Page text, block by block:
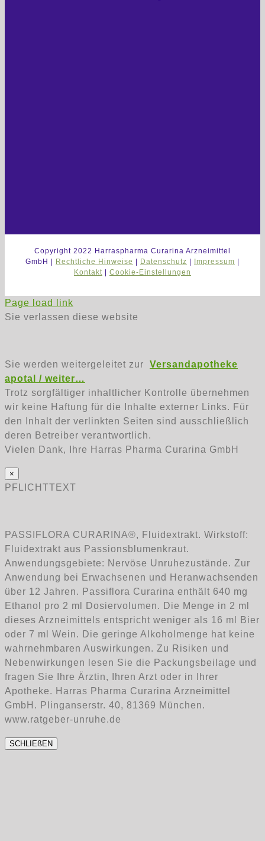
Copyright 2022 Harraspharma Curarina Arzneimittel
GmbH |
Rechtliche Hinweise Datenschutz Impressum
Kontakt
Cookie-Einstellungen
Page load link
Sie verlassen diese website
Sie werden weitergeleitet zur Versandapotheke
apotal / weiter…
Trotz sorgfältiger inhaltlicher Kontrolle übernehmen
wir keine Haftung für die Inhalte externer Links. Für
den Inhalt der verlinkten Seiten sind ausschließlich
deren Betreiber verantwortlich.
Vielen Dank, Ihre Harras Pharma Curarina GmbH
×
PFLICHTTEXT
PASSIFLORA CURARINA®, Fluidextrakt. Wirkstoff:
Fluidextrakt aus Passionsblumenkraut.
Anwendungsgebiete: Nervöse Unruhezustände. Zur
Anwendung bei Erwachsenen und Heranwachsenden
über 12 Jahren. Passiflora Curarina enthält 640 mg
Ethanol pro 2 ml Dosiervolumen. Die Menge in 2 ml
dieses Arzneimittels entspricht weniger als 16 ml Bier
oder 7 ml Wein. Die geringe Alkoholmenge hat keine
wahrnehmbaren Auswirkungen. Zu Risiken und
Nebenwirkungen lesen Sie die Packungsbeilage und
fragen Sie Ihre Ärztin, Ihren Arzt oder in Ihrer
Apotheke. Harras Pharma Curarina Arzneimittel
GmbH. Plinganserstr. 40, 81369 München.
www.ratgeber-unruhe.de
SCHLIEßEN